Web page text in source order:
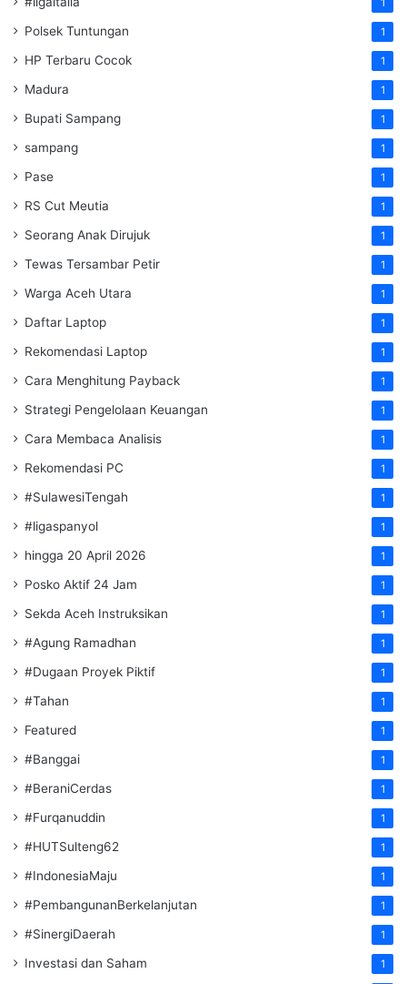
1
Polsek Tuntungan 1
HP Terbaru Cocok 1
Madura 1
Bupati Sampang 1
sampang 1
Pase 1
RS Cut Meutia 1
Seorang Anak Dirujuk 1
Tewas Tersambar Petir 1
Warga Aceh Utara 1
Daftar Laptop 1
Rekomendasi Laptop 1
Cara Menghitung Payback 1
Strategi Pengelolaan Keuangan 1
Cara Membaca Analisis 1
Rekomendasi PC 1
#SulawesiTengah 1
#ligaspanyol 1
hingga 20 April 2026 1
Posko Aktif 24 Jam 1
Sekda Aceh Instruksikan 1
#Agung Ramadhan 1
#Dugaan Proyek Piktif 1
#Tahan 1
Featured 1
#Banggai 1
#BeraniCerdas 1
#Furqanuddin 1
#HUTSulteng62 1
#IndonesiaMaju 1
#PembangunanBerkelanjutan 1
#SinergiDaerah 1
Investasi dan Saham 1